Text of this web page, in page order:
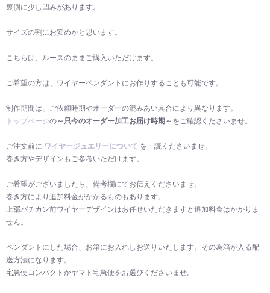
裏側に少し凹みがあります。
サイズの割にお安めかと思います。
こちらは、ルースのままご購入いただけます。
ご希望の方は、ワイヤーペンダントにお作りすることも可能です。
制作期間は、ご依頼時期やオーダーの混みあい具合により異なります。
トップページの～只今のオーダー加工お届け時期～ をご確認くださいませ。
ご注文前に ワイヤージュエリーについて を一読くださいませ。
巻き方やデザインもご参考いただけます。
ご希望がございましたら、備考欄にてお伝えくださいませ。
巻き方により追加料金がかかるものもあります。
上部バチカン前ワイヤーデザインはお任せいただきますと追加料金はかかりま
せん。
ペンダントにした場合、お箱にお入れしお送りいたします。その為箱が入る配
送方法になります。
宅急便コンパクトかヤマト宅急便をお選びくださいませ。